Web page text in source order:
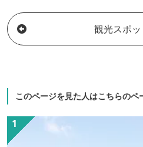
観光スポ
このページを見た人はこちらのペ